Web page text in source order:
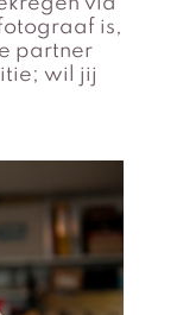
is,
partner
wil jij